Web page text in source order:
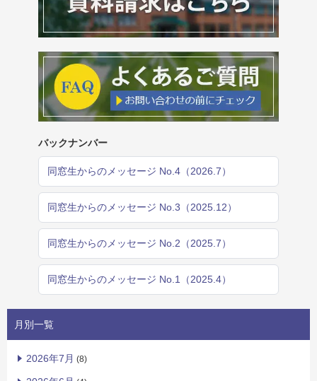
バックナンバー
同窓生からのメッセージ No.4（2026.7）
同窓生からのメッセージ No.3（2025.12）
同窓生からのメッセージ No.2（2025.7）
同窓生からのメッセージ No.1（2025.4）
月別一覧
2026年7月 (8)